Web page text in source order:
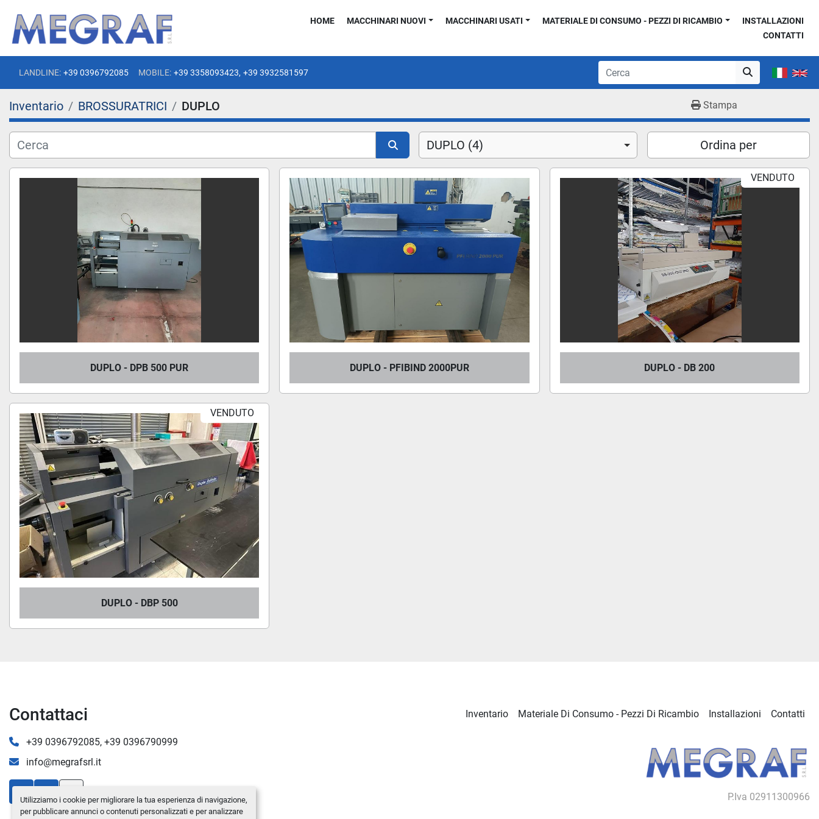
Utilizziamo i cookie per migliorare la tua esperienza di navigazione,
per pubblicare annunci o contenuti personalizzati e per analizzare
HOME MACCHINARI NUOVI MACCHINARI USATI MATERIALE DI CONSUMO - PEZZI DI RICAMBIO
INSTALLAZIONI
CONTATTI
LANDLINE: +39 0396792085 MOBILE: +39 3358093423, +39 3932581597
Inventario BROSSURATRICI DUPLO Stampa
DUPLO (4) Ordina per
DUPLO - DPB 500 PUR DUPLO - PFIBIND 2000PUR
VENDUTO
DUPLO - DB 200
VENDUTO
DUPLO - DBP 500
Contattaci
+39 0396792085, +39 0396790999
info@megrafsrl.it
youtubelinkedin
Inventario Materiale Di Consumo - Pezzi Di Ricambio Installazioni Contatti
P.Iva 02911300966